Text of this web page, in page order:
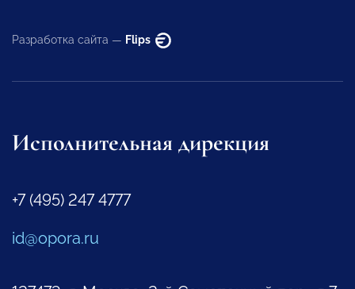
Разработка сайта — Flips
Исполнительная дирекция
+7 (495) 247 4777
id@opora.ru